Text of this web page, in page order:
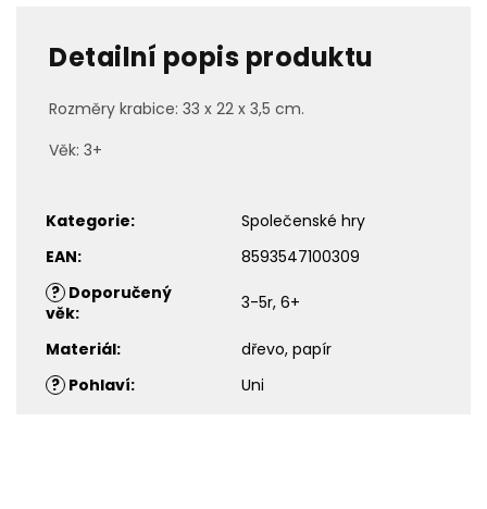
Detailní popis produktu
Rozměry krabice: 33 x 22 x 3,5 cm.
Věk: 3+
Kategorie:
Společenské hry
EAN:
8593547100309
? Doporučený
věk: 3-5r, 6+
Materiál:
dřevo, papír
? Pohlaví: Uni